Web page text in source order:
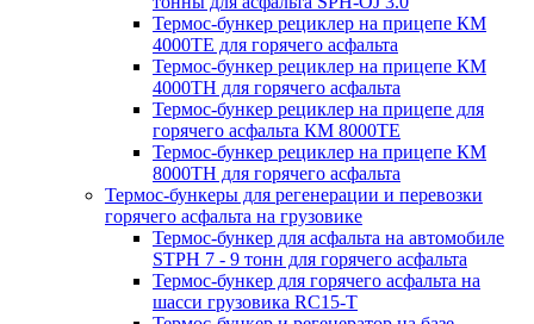
Термос-бункер рециклер на прицепе КМ
4000ТЕ для горячего асфальта
Термос-бункер рециклер на прицепе КМ
4000ТН для горячего асфальта
Термос-бункер рециклер на прицепе для
горячего асфальта КМ 8000ТЕ
Термос-бункер рециклер на прицепе КМ
8000ТH для горячего асфальта
Термос-бункеры для регенерации и перевозки
горячего асфальта на грузовике
Термос-бункер для асфальта на автомобиле
STPH 7 - 9 тонн для горячего асфальта
Термос-бункер для горячего асфальта на
шасси грузовика RC15-T